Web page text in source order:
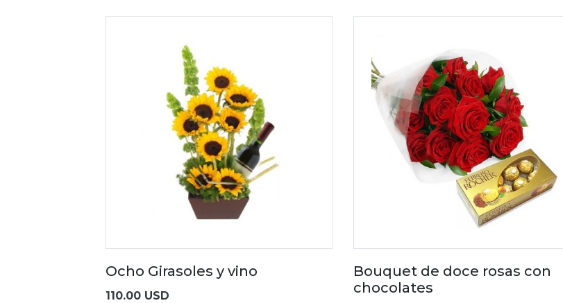
Ocho Girasoles y vino
110.00 USD
Bouquet de doce rosas con
chocolates